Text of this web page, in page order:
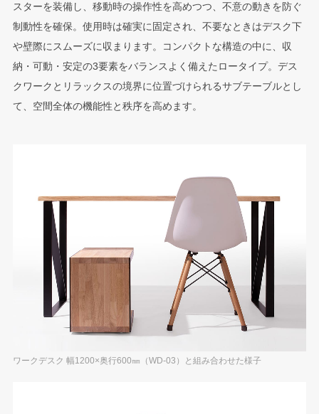
スターを装備し、移動時の操作性を高めつつ、不意の動きを防ぐ
制動性を確保。使用時は確実に固定され、不要なときはデスク下
や壁際にスムーズに収まります。コンパクトな構造の中に、収
納・可動・安定の3要素をバランスよく備えたロータイプ。デス
クワークとリラックスの境界に位置づけられるサブテーブルとし
て、空間全体の機能性と秩序を高めます。
ワークデスク 幅1200×奥行600㎜（WD-03）と組み合わせた様子